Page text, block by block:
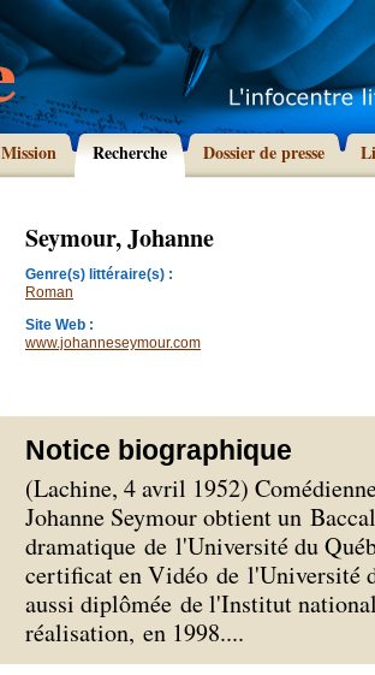
Mission Recherche Dossier de presse
Seymour, Johanne
Genre(s) littéraire(s) :
Roman
Site Web :
www.johanneseymour.com
Notice biographique
(Lachine, 4 avril 1952)
Johanne Seymour obtient un
dramatique de l'Université du
certificat en Vidéo de l'Université
aussi diplômée de l'Institut
réalisation, en 1998....